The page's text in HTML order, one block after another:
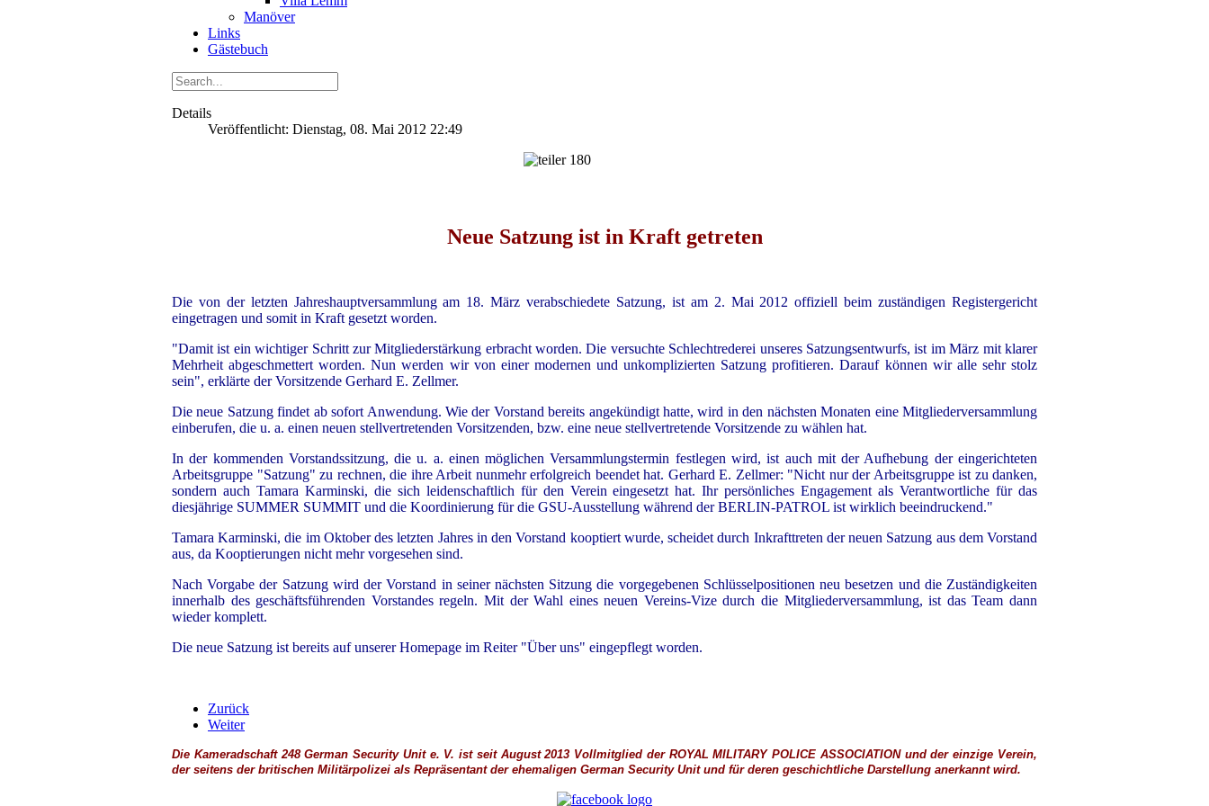
Manöver
Links
Gästebuch
Details
Veröffentlicht: Dienstag, 08. Mai 2012 22:49
Neue Satzung ist in Kraft getreten
Die von der letzten Jahreshauptversammlung am 18. März verabschiedete Satzung, ist am 2. Mai 2012 offiziell beim zuständigen Registergericht
eingetragen und somit in Kraft gesetzt worden.
"Damit ist ein wichtiger Schritt zur Mitgliederstärkung erbracht worden. Die versuchte Schlechtrederei unseres Satzungsentwurfs, ist im März mit klarer
Mehrheit abgeschmettert worden. Nun werden wir von einer modernen und unkomplizierten Satzung profitieren. Darauf können wir alle sehr stolz
sein", erklärte der Vorsitzende Gerhard E. Zellmer.
Die neue Satzung findet ab sofort Anwendung. Wie der Vorstand bereits angekündigt hatte, wird in den nächsten Monaten eine Mitgliederversammlung
einberufen, die u. a. einen neuen stellvertretenden Vorsitzenden, bzw. eine neue stellvertretende Vorsitzende zu wählen hat.
In der kommenden Vorstandssitzung, die u. a. einen möglichen Versammlungstermin festlegen wird, ist auch mit der Aufhebung der eingerichteten
Arbeitsgruppe "Satzung" zu rechnen, die ihre Arbeit nunmehr erfolgreich beendet hat. Gerhard E. Zellmer: "Nicht nur der Arbeitsgruppe ist zu danken,
sondern auch Tamara Karminski, die sich leidenschaftlich für den Verein eingesetzt hat. Ihr persönliches Engagement als Verantwortliche für das
diesjährige SUMMER SUMMIT und die Koordinierung für die GSU-Ausstellung während der BERLIN-PATROL ist wirklich beeindruckend."
Tamara Karminski, die im Oktober des letzten Jahres in den Vorstand kooptiert wurde, scheidet durch Inkrafttreten der neuen Satzung aus dem Vorstand
aus, da Kooptierungen nicht mehr vorgesehen sind.
Nach Vorgabe der Satzung wird der Vorstand in seiner nächsten Sitzung die vorgegebenen Schlüsselpositionen neu besetzen und die Zuständigkeiten
innerhalb des geschäftsführenden Vorstandes regeln. Mit der Wahl eines neuen Vereins-Vize durch die Mitgliederversammlung, ist das Team dann
wieder komplett.
Die neue Satzung ist bereits auf unserer Homepage im Reiter "Über uns" eingepflegt worden.
Zurück
Weiter
Die Kameradschaft 248 German Security Unit e. V. ist seit August 2013 Vollmitglied der ROYAL MILITARY POLICE ASSOCIATIONund der einzige Verein,
der seitens der britischen Militärpolizei als Repräsentant der ehemaligen German Security Unit und für deren geschichtliche Darstellung anerkannt wird.